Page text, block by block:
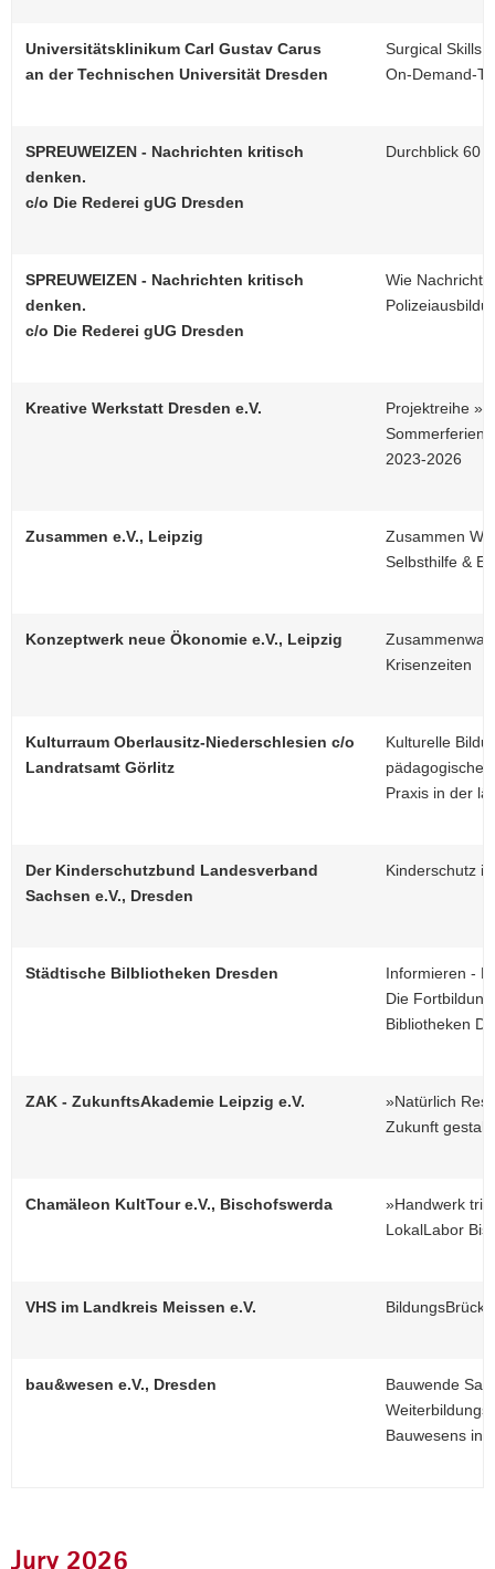
Universitätsklinikum Carl Gustav Carus
an der Technischen Universität Dresden
Surgical Skills
On-Demand-
SPREUWEIZEN - Nachrichten kritisch
denken.
c/o Die Rederei gUG Dresden
Durchblick 60
SPREUWEIZEN - Nachrichten kritisch
denken.
c/o Die Rederei gUG Dresden
Wie
Kreative Werkstatt Dresden e.V.
Projektreihe
2023-2026
Zusammen e.V., Leipzig
Zusammen
Selbsthilfe &
Konzeptwerk neue Ökonomie e.V., Leipzig
Krisenzeiten
Kulturraum Oberlausitz-Niederschlesien c/o
Landratsamt Görlitz
Kulturelle
pädagogische
Praxis in der
Der Kinderschutzbund Landesverband
Sachsen e.V., Dresden
Kinderschutz
Städtische Bilbliotheken Dresden
Informieren -
Die
Bibliotheken
ZAK - ZukunftsAkademie Leipzig e.V.
»Natürlich
Zukunft
Chamäleon KultTour e.V., Bischofswerda
»Handwerk
LokalLabor
VHS im Landkreis Meissen e.V.
bau&wesen e.V., Dresden
Bauwende
Bauwesens in
Jury 2026